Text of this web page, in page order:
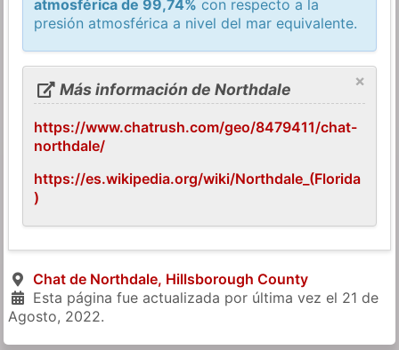
atmosférica de 99,74% con respecto a la
presión atmosférica a nivel del mar equivalente.
×
Más información de Northdale
https://www.chatrush.com/geo/8479411/chat-
northdale/
https://es.wikipedia.org/wiki/Northdale_(Florida
)
Chat de Northdale, Hillsborough County
Esta página fue actualizada por última vez el 21 de
Agosto, 2022.